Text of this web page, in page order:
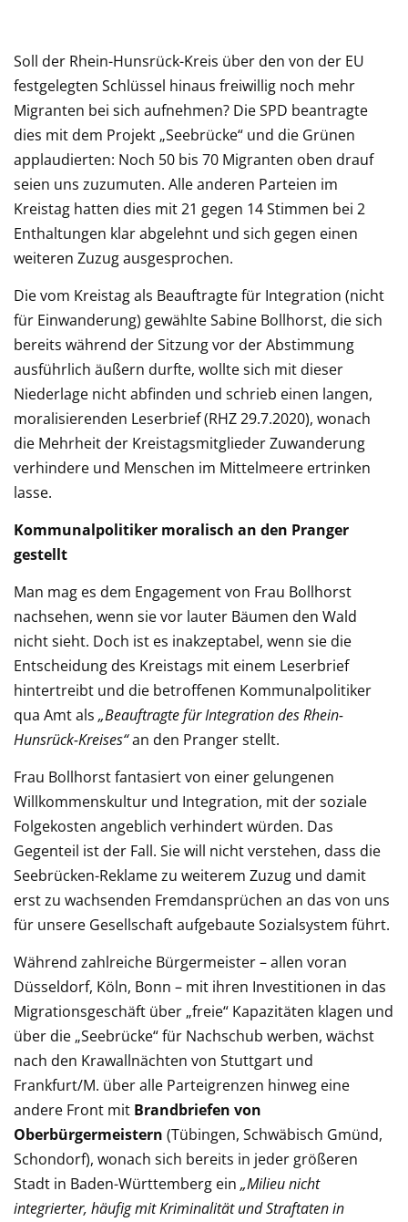
Soll der Rhein-Hunsrück-Kreis über den von der EU
festgelegten Schlüssel hinaus freiwillig noch mehr
Migranten bei sich aufnehmen? Die SPD beantragte
dies mit dem Projekt „Seebrücke“ und die Grünen
applaudierten: Noch 50 bis 70 Migranten oben drauf
seien uns zuzumuten. Alle anderen Parteien im
Kreistag hatten dies mit 21 gegen 14 Stimmen bei 2
Enthaltungen klar abgelehnt und sich gegen einen
weiteren Zuzug ausgesprochen.
Die vom Kreistag als Beauftragte für Integration (nicht
für Einwanderung) gewählte Sabine Bollhorst, die sich
bereits während der Sitzung vor der Abstimmung
ausführlich äußern durfte, wollte sich mit dieser
Niederlage nicht abfinden und schrieb einen langen,
moralisierenden Leserbrief (RHZ 29.7.2020), wonach
die Mehrheit der Kreistagsmitglieder Zuwanderung
verhindere und Menschen im Mittelmeere ertrinken
lasse.
Kommunalpolitiker moralisch an den Pranger
gestellt
Man mag es dem Engagement von Frau Bollhorst
nachsehen, wenn sie vor lauter Bäumen den Wald
nicht sieht. Doch ist es inakzeptabel, wenn sie die
Entscheidung des Kreistags mit einem Leserbrief
hintertreibt und die betroffenen Kommunalpolitiker
qua Amt als„Beauftragte für Integration des Rhein-
Hunsrück-Kreises“an den Pranger stellt.
Frau Bollhorst fantasiert von einer gelungenen
Willkommenskultur und Integration, mit der soziale
Folgekosten angeblich verhindert würden. Das
Gegenteil ist der Fall. Sie will nicht verstehen, dass die
Seebrücken-Reklame zu weiterem Zuzug und damit
erst zu wachsenden Fremdansprüchen an das von uns
für unsere Gesellschaft aufgebaute Sozialsystem führt.
Während zahlreiche Bürgermeister – allen voran
Düsseldorf, Köln, Bonn – mit ihren Investitionen in das
Migrationsgeschäft über „freie“ Kapazitäten klagen und
über die „Seebrücke“ für Nachschub werben, wächst
nach den Krawallnächten von Stuttgart und
Frankfurt/M. über alle Parteigrenzen hinweg eine
andere Front mit Brandbriefen von
Oberbürgermeistern (Tübingen, Schwäbisch Gmünd,
Schondorf), wonach sich bereits in jeder größeren
Stadt in Baden-Württemberg ein„Milieu nicht
integrierter, häufig mit Kriminalität und Straftaten in